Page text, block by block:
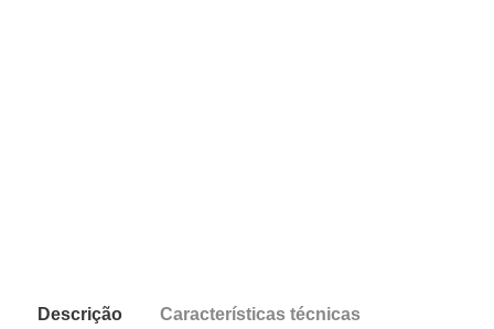
Descrição Características técnicas